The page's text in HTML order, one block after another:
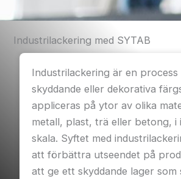
Industrilackering med SYTAB
Industrilackering är en process
skyddande eller dekorativa
appliceras på ytor av olika
metall, plast, trä eller betong, i
skala. Syftet med
att förbättra utseendet på
att ge ett skyddande lager som